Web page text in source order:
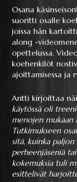
Osana
suoritti osalle
joissa hän
along -
opettelussa.
koehenkilöt
ajoittamisessa ja
Antti kirjoittaa
käytössä oli
menojen mukaan
Tutkimukseen
sitä, kuinka
perheenjäseniä
kokemuksia tuli
esittelivät